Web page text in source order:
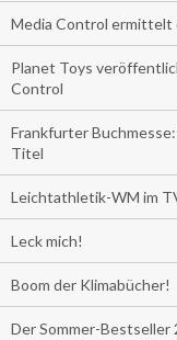
Media Control ermittelt
Planet Toys
Control
Frankfurter
Titel
Leichtathletik-WM im
Leck mich!
Boom der Klimabücher!
Der Sommer-Bestseller